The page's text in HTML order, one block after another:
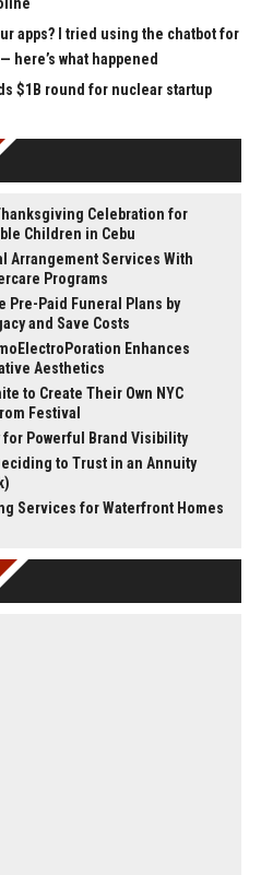
apps? I tried using the chatbot for
here’s what happened
$1B round for nuclear startup
Celebration for
Children in Cebu
Arrangement Services With
Programs
Pre-Paid Funeral Plans by
and Save Costs
Enhances
Aesthetics
to Create Their Own NYC
Festival
for Powerful Brand Visibility
to Trust in an Annuity
Services for Waterfront Homes